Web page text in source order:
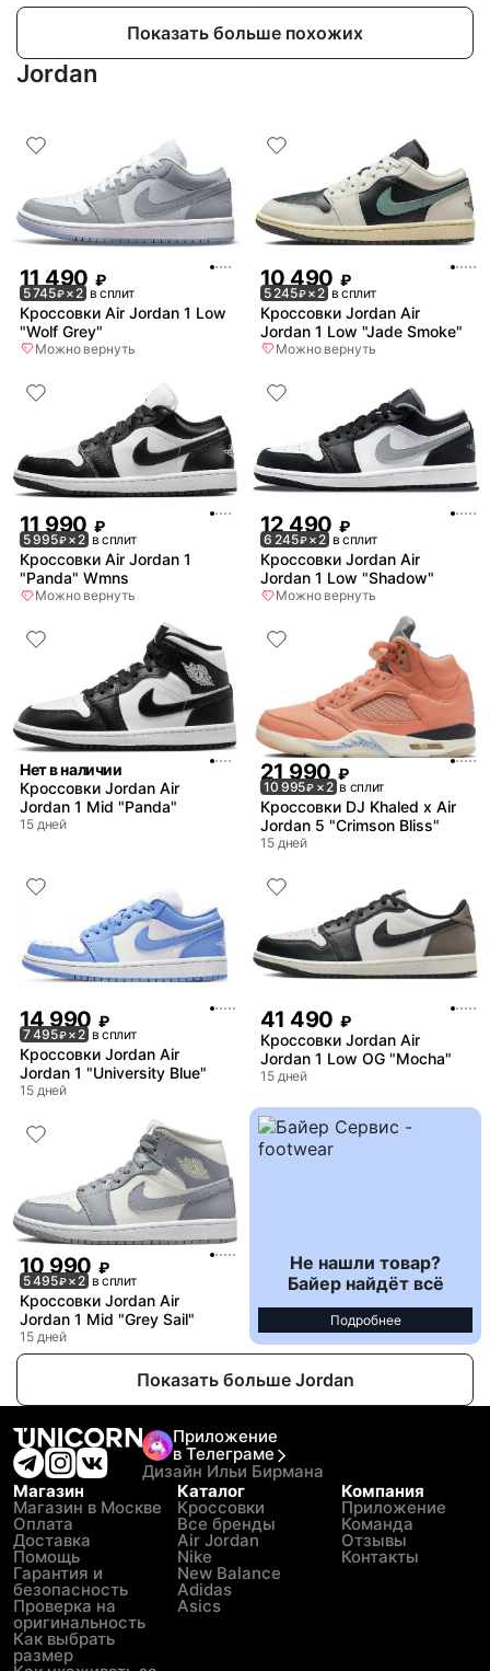
Показать больше похожих
Jordan
11 490 ₽
5 745₽× 2 в сплит
Кроссовки Air Jordan 1 Low
"Wolf Grey"
Можно вернуть
10 490 ₽
5 245₽× 2 в сплит
Кроссовки Jordan Air
Jordan 1 Low "Jade Smoke"
Можно вернуть
11 990 ₽
5 995₽× 2 в сплит
Кроссовки Air Jordan 1
"Panda" Wmns
Можно вернуть
12 490 ₽
6 245₽× 2 в сплит
Кроссовки Jordan Air
Jordan 1 Low "Shadow"
Можно вернуть
Нет в наличии
Кроссовки Jordan Air
Jordan 1 Mid "Panda"
15 дней
21 990 ₽
10 995₽ × 2 в сплит
Кроссовки DJ Khaled x Air
Jordan 5 "Crimson Bliss"
15 дней
14 990 ₽
7 495₽× 2 в сплит
Кроссовки Jordan Air
Jordan 1 "University Blue"
15 дней
41 490 ₽
Кроссовки Jordan Air
Jordan 1 Low OG "Mocha"
15 дней
10 990 ₽
5 495₽× 2 в сплит
Кроссовки Jordan Air
Jordan 1 Mid "Grey Sail"
15 дней
Не нашли товар?
Байер найдёт всё
Подробнее
Показать больше Jordan
Приложение
в Телеграме
Дизайн Ильи Бирмана
Магазин
Магазин в Москве
Оплата
Доставка
Помощь
Гарантия и
безопасность
Проверка на
оригинальность
Как выбрать
размер
Каталог
Кроссовки
Все бренды
Air Jordan
Nike
New Balance
Adidas
Asics
Компания
Приложение
Команда
Отзывы
Контакты